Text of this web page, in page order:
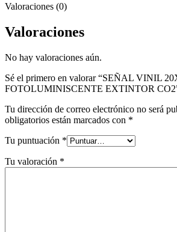
Valoraciones (0)
Valoraciones
No hay valoraciones aún.
Sé el primero en valorar “SEÑAL VINIL
FOTOLUMINISCENTE EXTINTOR
Tu dirección de correo electrónico no será
obligatorios están marcados con *
Tu puntuación *
Tu valoración *